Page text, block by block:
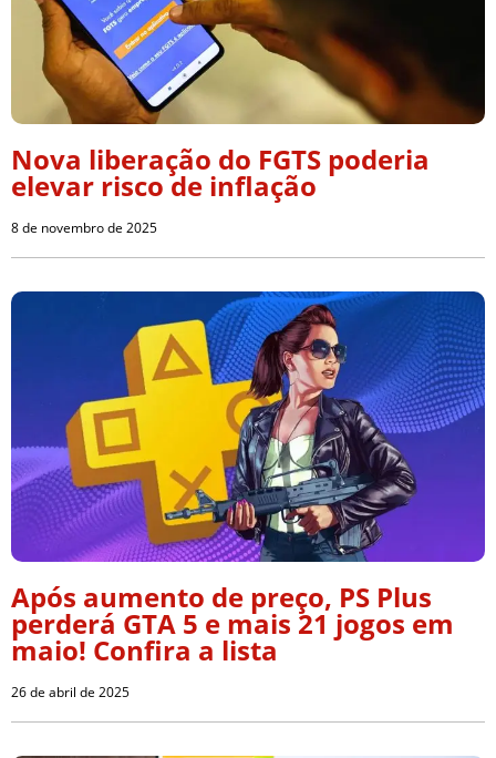
Nova liberação do FGTS poderia
elevar risco de inflação
8 de novembro de 2025
Após aumento de preço, PS Plus
perderá GTA 5 e mais 21 jogos em
maio! Confira a lista
26 de abril de 2025